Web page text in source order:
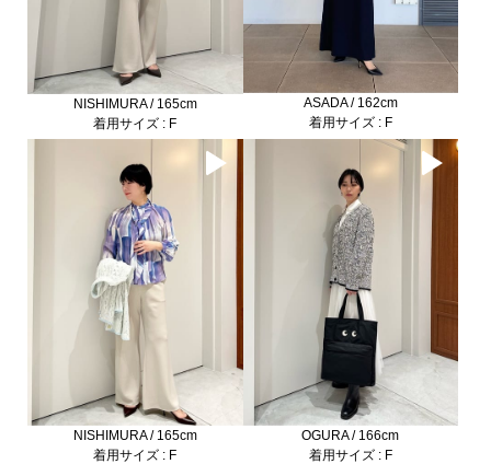
NISHIMURA / 165cm
着用サイズ : F
ASADA / 162cm
着用サイズ : F
NISHIMURA / 165cm
着用サイズ : F
OGURA / 166cm
着用サイズ : F